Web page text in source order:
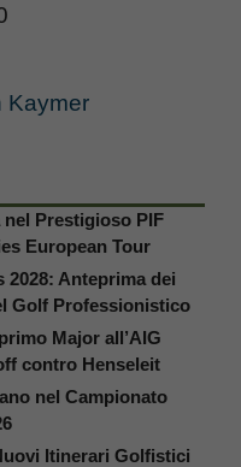
Kaymer
Prestigioso PIF
European Tour
2028: Anteprima dei
Golf Professionistico
Major all’AIG
contro Henseleit
nel Campionato
Itinerari Golfistici